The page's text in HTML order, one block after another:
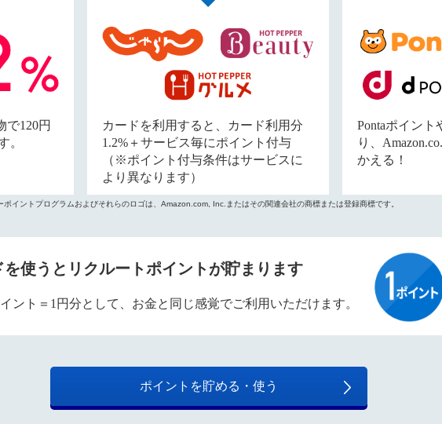
で120円
。
カードを利用すると、カード利用分
1.2%＋サービス毎にポイント付与
（※ポイント付与条件はサービスに
より異なります）
Pontaポイント
り、
かえる！
イントプログラムおよびそれらのロゴは、Amazon.com, Inc.またはその関連会社の商標または登録商標です。
を使うとリクルートポイントが貯まります
ント＝1円分として、お金と同じ感覚でご利用いただけます。
ポイントを貯める・使う